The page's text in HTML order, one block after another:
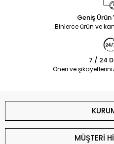
Geniş
Binlerce ürün ve
7 / 24
Öneri ve
MÜŞTERİ